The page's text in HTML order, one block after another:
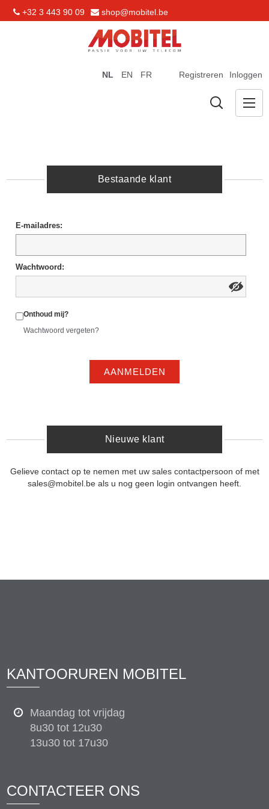
+32 3 443 90 09 shop@mobitel.be
Registreren Inloggen
NL EN FR
Bestaande klant
E-mailadres:
Wachtwoord:
Onthoud mij?
Wachtwoord vergeten?
AANMELDEN
Nieuwe klant
Gelieve contact op te nemen met uw sales contactpersoon of met
sales@mobitel.be als u nog geen login ontvangen heeft.
KANTOORUREN MOBITEL
Maandag tot vrijdag
8u30 tot 12u30
13u30 tot 17u30
CONTACTEER ONS